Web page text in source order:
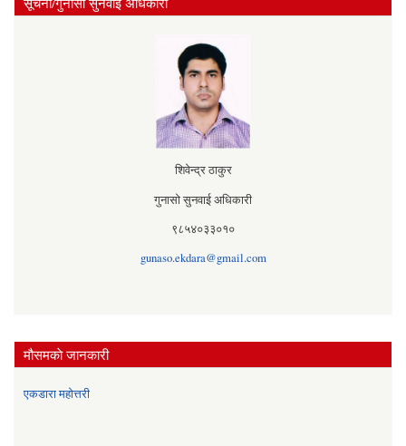
शिवेन्द्र ठाकुर
गुनासो सुनवाई अधिकारी
९८५४०३३०१०
gunaso.ekdara@gmail.com
मौसमकाे जानकारी
एकडारा महोत्तरी